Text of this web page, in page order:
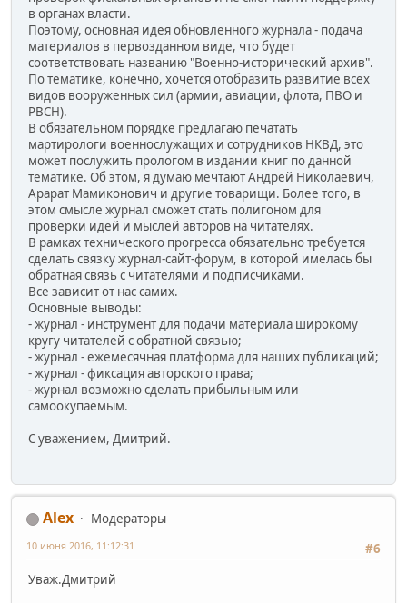
в органах власти.
Поэтому, основная идея обновленного журнала - подача
материалов в первозданном виде, что будет
соответствовать названию "Военно-исторический архив".
По тематике, конечно, хочется отобразить развитие всех
видов вооруженных сил (армии, авиации, флота, ПВО и
РВСН).
В обязательном порядке предлагаю печатать
мартирологи военнослужащих и сотрудников НКВД, это
может послужить прологом в издании книг по данной
тематике. Об этом, я думаю мечтают Андрей Николаевич,
Арарат Мамиконович и другие товарищи. Более того, в
этом смысле журнал сможет стать полигоном для
проверки идей и мыслей авторов на читателях.
В рамках технического прогресса обязательно требуется
сделать связку журнал-сайт-форум, в которой имелась бы
обратная связь с читателями и подписчиками.
Все зависит от нас самих.
Основные выводы:
- журнал - инструмент для подачи материала широкому
кругу читателей с обратной связью;
- журнал - ежемесячная платформа для наших публикаций;
- журнал - фиксация авторского права;
- журнал возможно сделать прибыльным или
самоокупаемым.
С уважением, Дмитрий.
Alex
Модераторы
#6
10 июня 2016, 11:12:31
Уваж.Дмитрий